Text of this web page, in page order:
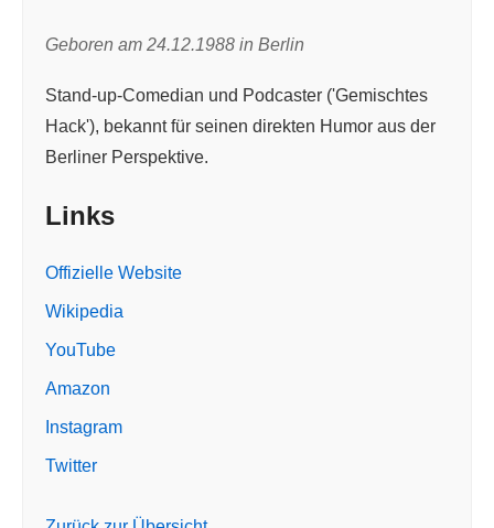
Geboren am 24.12.1988 in Berlin
Stand-up-Comedian und Podcaster ('Gemischtes
Hack'), bekannt für seinen direkten Humor aus der
Berliner Perspektive.
Links
Offizielle Website
Wikipedia
YouTube
Amazon
Instagram
Twitter